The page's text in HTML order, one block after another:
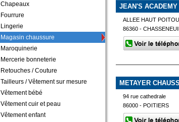
Chapeaux
Fourrure
Lingerie
Magasin chaussure
Maroquinerie
Mercerie bonneterie
Retouches / Couture
Tailleurs / Vêtement sur mesure
Vêtement bébé
Vêtement cuir et peau
Vêtement enfant
JEAN'S ACADEMY
ALLEE HAUT POITOU
86360 -
METAYER
94 rue cathedrale
86000 - POITIERS